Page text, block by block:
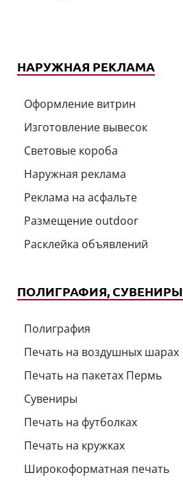
НАРУЖНАЯ РЕКЛАМА
Оформление витрин
Изготовление вывесок
Световые короба
Наружная реклама
Реклама на асфальте
Размещение outdoor
Расклейка объявлений
ПОЛИГРАФИЯ, СУВЕНИРЫ
Полиграфия
Печать на воздушных шарах
Печать на пакетах Пермь
Сувениры
Печать на футболках
Печать на кружках
Широкоформатная печать